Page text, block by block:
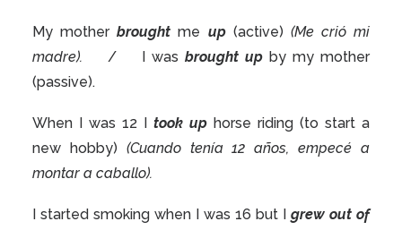
My motherbrought me up(active) (Me crió mi
madre).
/ I was brought up by my mother
(passive).
When I was 12 I took up horse riding (to start a
new hobby) (Cuando tenía 12 años, empecé a
montar a caballo).
I started smoking when I was 16 but I grew out of